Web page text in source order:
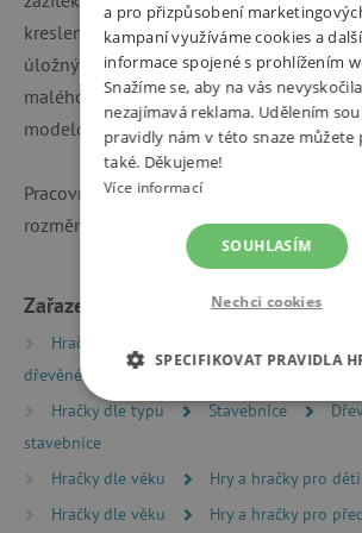
kreslení. Na boku má ponk svěrák a ve
úložný prostor. Součástí sady jse i 7 dílků
malého robota na kolečkách, kterého si
modelové karty.
Pracovní stůl je vyroben z certifikovaného
rozměry jsou 48 x 31,5 x 79 cm.
Zařazeno v kategoriích
Hračky dle typu
dřevěné stavebnice
Hračky dle typu
Stavebnice
stavebnice
Hračky dle věku
Hry a hračky pro
Hračky dle věku
Hry a hračky pro
a pro přizpůsobení
kampaní využíváme cookies a další
informace spojené s prohlížením
Snažíme se, aby na vás nevyskočila
nezajímavá reklama. Udělením
pravidly nám v této snaze můžete
také. Děkujeme!
Více informací
SOUHLASÍM
Nechci cookies
SPECIFIKOVAT PRAVIDLA
NEZBYTNĚ NUTNÉ
MARKETINGOVÉ COOKIES